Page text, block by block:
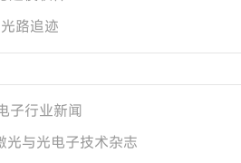
路追迹
子行业新闻
光与光电子技术杂志